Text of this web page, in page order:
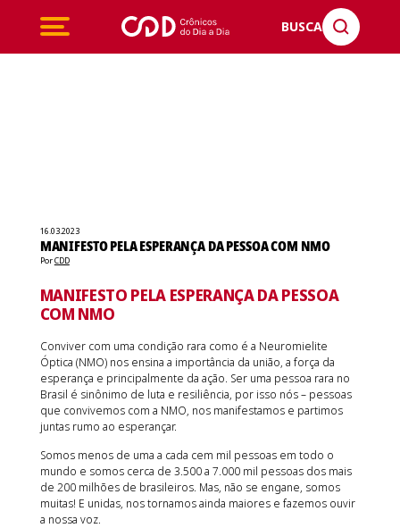
BUSCA
16.03.2023
MANIFESTO PELA ESPERANÇA DA PESSOA COM NMO
PorCDD
MANIFESTO PELA ESPERANÇA DA PESSOA
COM NMO
Conviver com uma condição rara como é a Neuromielite
Óptica (NMO) nos ensina a importância da união, a força da
esperança e principalmente da ação. Ser uma pessoa rara no
Brasil é sinônimo de luta e resiliência, por isso nós – pessoas
que convivemos com a NMO, nos manifestamos e partimos
juntas rumo ao esperançar.
Somos menos de uma a cada cem mil pessoas em todo o
mundo e somos cerca de 3.500 a 7.000 mil pessoas dos mais
de 200 milhões de brasileiros. Mas, não se engane, somos
muitas! E unidas, nos tornamos ainda maiores e fazemos ouvir
a nossa voz.